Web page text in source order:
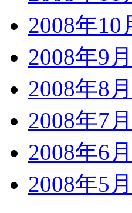
2008年10
2008年9
2008年8
2008年7
2008年6
2008年5